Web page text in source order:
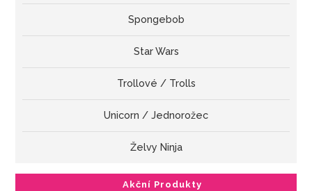
Spongebob
Star Wars
Trollové / Trolls
Unicorn / Jednorožec
Želvy Ninja
Akční Produkty